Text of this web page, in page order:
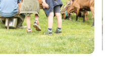
ferme d'Alpage en
! Rejoignez-nous
où vous